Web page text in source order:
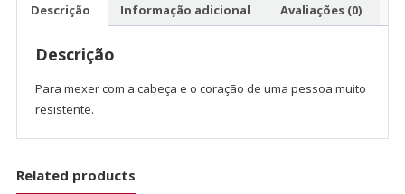
Descrição Informação adicional Avaliações (0)
Descrição
Para mexer com a cabeça e o coração de uma pessoa muito
resistente.
Related products